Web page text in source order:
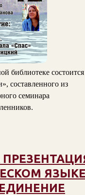
библиотеке состоится
составленного из
семинара